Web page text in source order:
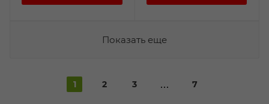
Показать еще
1 2 3 7